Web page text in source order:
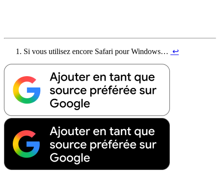
Si vous utilisez encore Safari pour Windows… ↩︎